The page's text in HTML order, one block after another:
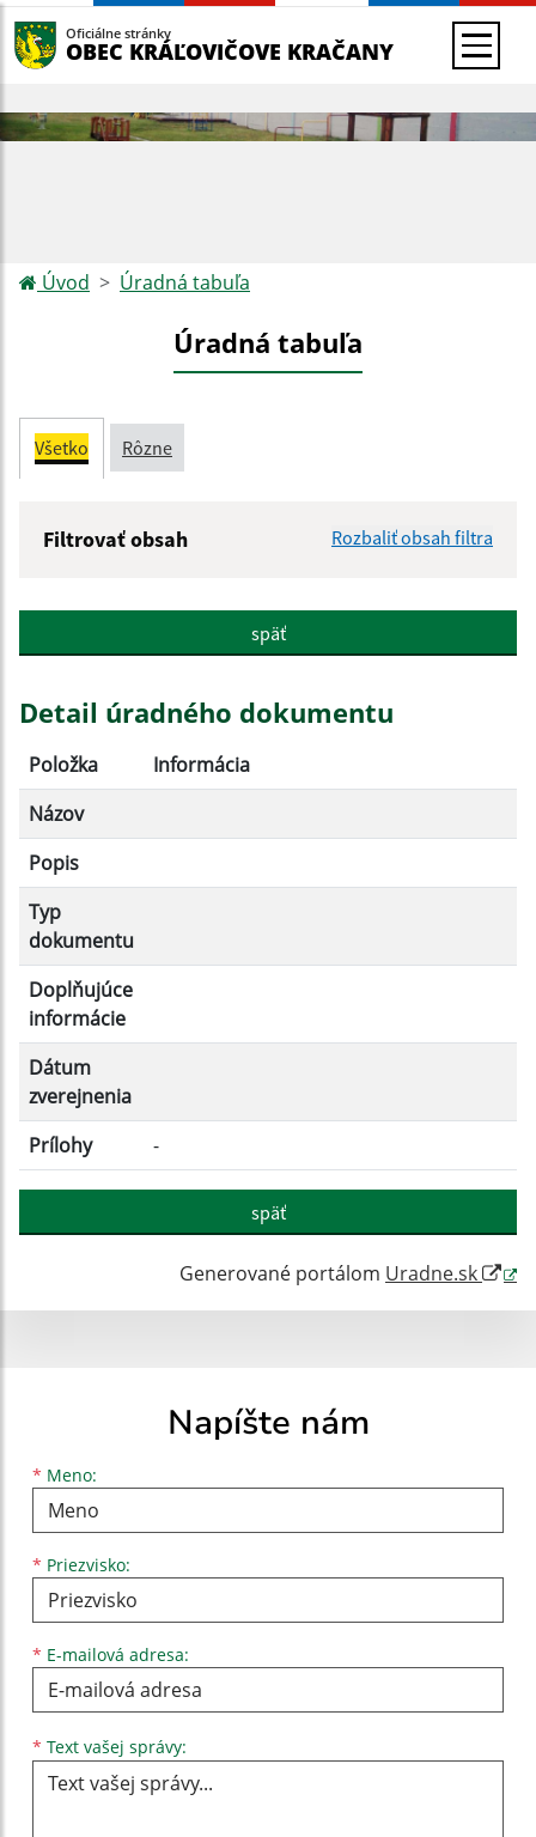
Oficiálne stránky
OBEC KRÁĽOVIČOVE KRAČANY
Úvod Úradná tabuľa
Úradná tabuľa
Všetko Rôzne
Filtrovať obsah Rozbaliť obsah filtra
Popis:
Dátum zverejnenia do:
späť
Detail úradného dokumentu
Položka
Informácia
Názov
Popis
Typ
dokumentu
Doplňujúce
informácie
Dátum
zverejnenia
Prílohy
-
späť
Generované portálom Uradne.sk
Napíšte nám
* Meno:
Meno
* Priezvisko:
Priezvisko
* E-mailová adresa:
E-mailová adresa
* Text vašej správy: